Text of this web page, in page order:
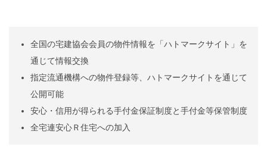
全国の宅建協会会員の物件情報を「ハトマークサイト」を
通じて情報交換
指定流通機構への物件登録等、ハトマークサイトを通じて
公開可能
安心・信用が得られる手付金保証制度と手付金等保管制度
全宅連安心Ｒ住宅への加入